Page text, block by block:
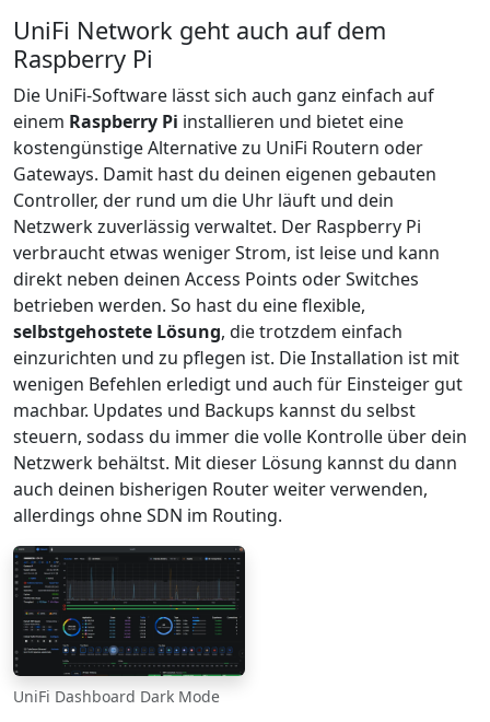
UniFi Network geht auch auf dem
Raspberry Pi
Die UniFi-Software lässt sich auch ganz einfach auf
einem Raspberry Pi installieren und bietet eine
kostengünstige Alternative zu UniFi Routern oder
Gateways. Damit hast du deinen eigenen gebauten
Controller, der rund um die Uhr läuft und dein
Netzwerk zuverlässig verwaltet. Der Raspberry Pi
verbraucht etwas weniger Strom, ist leise und kann
direkt neben deinen Access Points oder Switches
betrieben werden. So hast du eine flexible,
selbstgehostete Lösung, die trotzdem einfach
einzurichten und zu pflegen ist. Die Installation ist mit
wenigen Befehlen erledigt und auch für Einsteiger gut
machbar. Updates und Backups kannst du selbst
steuern, sodass du immer die volle Kontrolle über dein
Netzwerk behältst. Mit dieser Lösung kannst du dann
auch deinen bisherigen Router weiter verwenden,
allerdings ohne SDN im Routing.
UniFi Dashboard Dark Mode